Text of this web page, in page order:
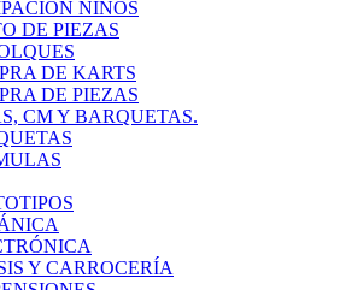
NIÑOS
DE PIEZAS
DE KARTS
DE PIEZAS
CM Y BARQUETAS.
Y CARROCERÍA